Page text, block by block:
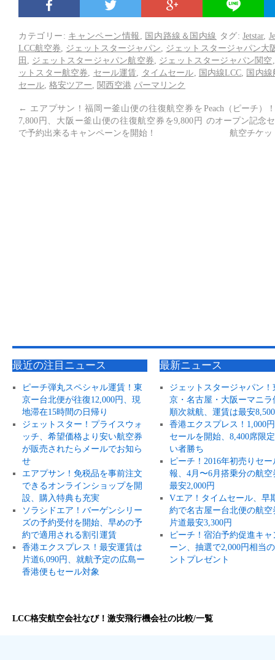
カテゴリー: キャンペーン情報 国内路線＆国内線 タグ:Jetstar,
LCC航空券
ジェットスタージャパン
ジェットスタージャパン大
田
ジェットスタージャパン航空券 ジェットスタージャパン関空
ットスター航空券
セール運賃 タイムセール 国内線LCC
国内線
セール 格安ツアー 関西空港 パーマリンク
← エアプサン！福岡ー釜山便の往復航空券を
7,800円、大阪ー釜山便の往復航空券を9,800円
で予約出来るキャンペーンを開始！
Peach（ピーチ）
のオープン記念
航空チケ
最近の注目ニュース
ピーチ弾丸スペシャル運賃！東
京ー台北便が往復12,000円、現
地滞在15時間の日帰り
ジェットスター！プライスウォ
ッチ、希望価格より安い航空券
が販売されたらメールでお知ら
せ
エアプサン！免税品を事前注文
できるオンラインショップを開
設、購入特典も充実
ソラシドエア！バーゲンシリー
ズの予約受付を開始、早めの予
約で適用される割引運賃
香港エクスプレス！最安運賃は
片道6,090円、就航予定の広島ー
香港便もセール対象
最新ニュース
ジェットスタージャパン！
京・名古屋・大阪ーマニラ
順次就航、運賃は最安
香港エクスプレス！1,000
セールを開始、8,400席限
い者勝ち
ピーチ！2016年初売りセー
報、4月〜6月搭乗分の航空
最安2,000円
Vエア！タイムセール、早
約で名古屋ー台北便の航空
片道最安3,300円
ピーチ！宿泊予約促進キャ
ーン、抽選で2,000円相当
ントプレゼント
LCC格安航空会社なび！激安飛行機会社の比較/一覧